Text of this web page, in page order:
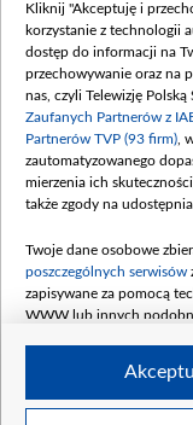
(wpłata
mln,
Data
(wpłata
Data
kwiecień
czerwca
4 sierpnia
Kliknij "Akceptuję i
korzystanie z technologii
dostęp do informacji na
przechowywanie oraz na
nas, czyli Telewizję Polską
Zaufanych Partnerów z
Partnerów TVP (93 firm) ,
zautomatyzowanego
mierzenia ich
także zgody na
Twoje dane osobowe
poszczególnych serwisów
zapisywane za pomocą
WWW lub innych